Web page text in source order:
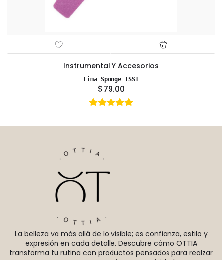
Instrumental Y Accesorios
Lima Sponge ISSI
$79.00
La belleza va más allá de lo visible; es confianza, estilo y
expresión en cada detalle. Descubre cómo OTTIA
transforma tu rutina con productos pensados para realzar